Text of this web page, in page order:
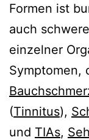
Formen ist
auch
einzelner
Symptomen,
(Tinnitus),
und TIAs,